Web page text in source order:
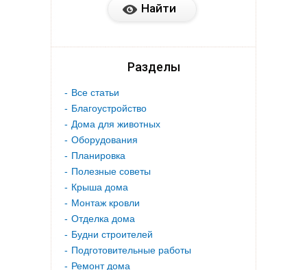
Разделы
Все статьи
Благоустройство
Дома для животных
Оборудования
Планировка
Полезные советы
Крыша дома
Монтаж кровли
Отделка дома
Будни строителей
Подготовительные работы
Ремонт дома